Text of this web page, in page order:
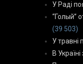
У Раді
“Голый”
(39 503)
У травні
В